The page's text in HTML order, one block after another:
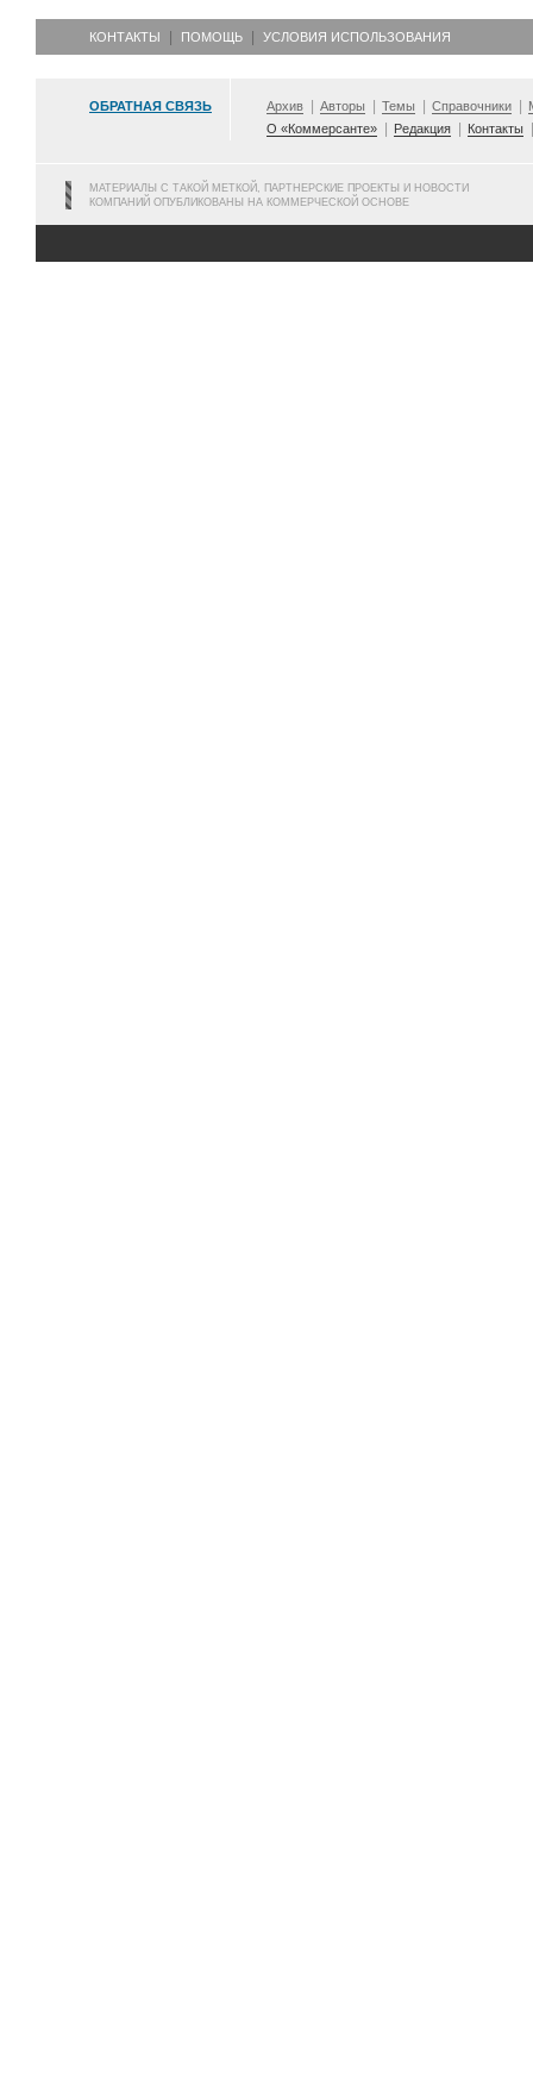
КОНТАКТЫ ПОМОЩЬ УСЛОВИЯ ИСПОЛЬЗОВАНИЯ
ОБРАТНАЯ СВЯЗЬ Архив Авторы Темы Справочники
О «Коммерсанте»
Редакция Контакты
МАТЕРИАЛЫ С ТАКОЙ МЕТКОЙ, ПАРТНЕРСКИЕ ПРОЕКТЫ И НОВОСТИ
КОМПАНИЙ ОПУБЛИКОВАНЫ НА КОММЕРЧЕСКОЙ ОСНОВЕ